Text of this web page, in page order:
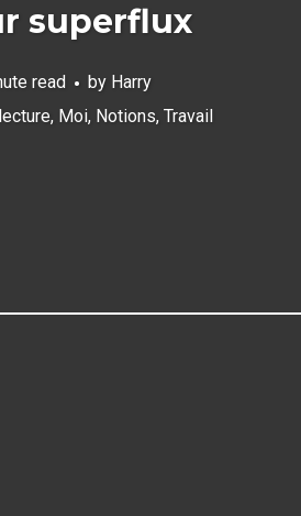
superflux
read by Harry
, Moi, Notions, Travail